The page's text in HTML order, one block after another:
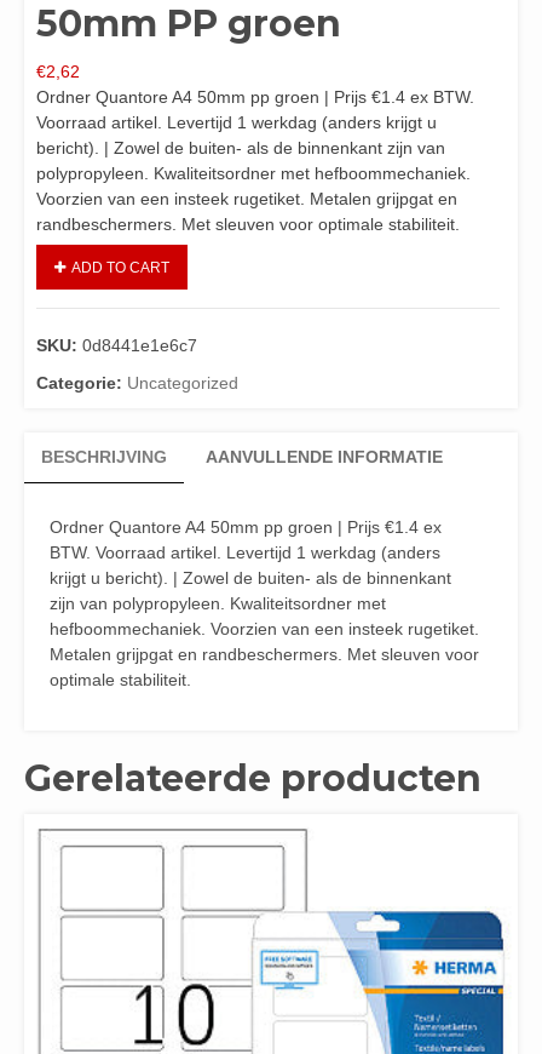
50mm PP groen
€2,62
Ordner Quantore A4 50mm pp groen | Prijs €1.4 ex BTW.
Voorraad artikel. Levertijd 1 werkdag (anders krijgt u
bericht). | Zowel de buiten- als de binnenkant zijn van
polypropyleen. Kwaliteitsordner met hefboommechaniek.
Voorzien van een insteek rugetiket. Metalen grijpgat en
randbeschermers. Met sleuven voor optimale stabiliteit.
ADD TO CART
SKU: 0d8441e1e6c7
Categorie: Uncategorized
BESCHRIJVING AANVULLENDE INFORMATIE
Ordner Quantore A4 50mm pp groen | Prijs €1.4 ex
BTW. Voorraad artikel. Levertijd 1 werkdag (anders
krijgt u bericht). | Zowel de buiten- als de binnenkant
zijn van polypropyleen. Kwaliteitsordner met
hefboommechaniek. Voorzien van een insteek rugetiket.
Metalen grijpgat en randbeschermers. Met sleuven voor
optimale stabiliteit.
Gerelateerde producten